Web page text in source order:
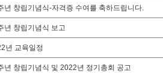
년 창립기념식-자격증 수여를 축하드립니다.
년 창립기념식 보고
년 교육일정
년 창립기념식 및 2022년 정기총회 공고